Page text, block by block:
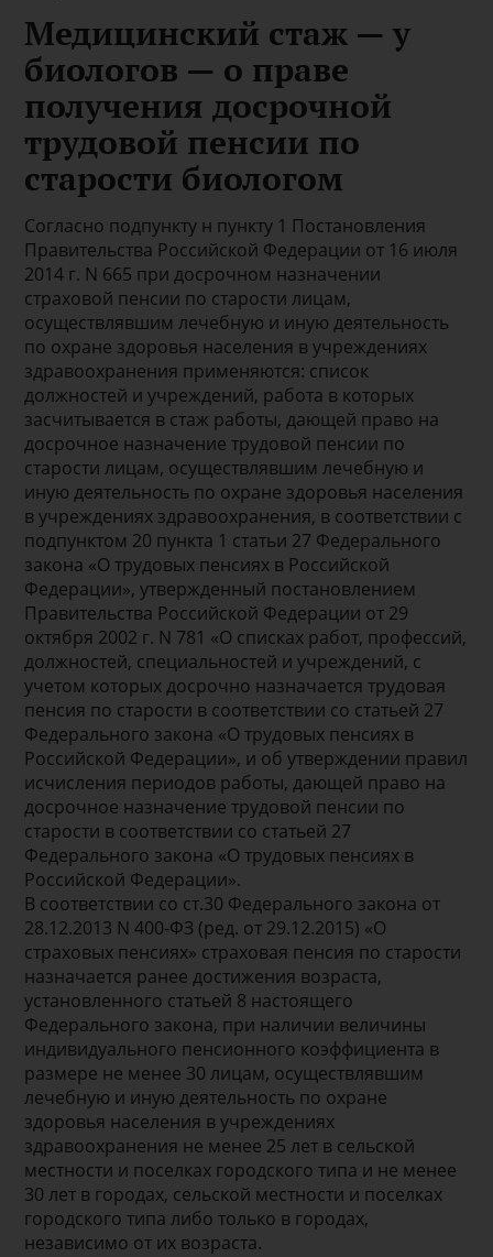
Медицинский стаж — у
биологов — о праве
получения досрочной
трудовой пенсии по
старости биологом
Согласно подпункту н пункту 1 Постановления
Правительства Российской Федерации от 16 июля
2014 г. N 665 при досрочном назначении
страховой пенсии по старости лицам,
осуществлявшим лечебную и иную деятельность
по охране здоровья населения в учреждениях
здравоохранения применяются: список
должностей и учреждений, работа в которых
засчитывается в стаж работы, дающей право на
досрочное назначение трудовой пенсии по
старости лицам, осуществлявшим лечебную и
иную деятельность по охране здоровья населения
в учреждениях здравоохранения, в соответствии с
подпунктом 20 пункта 1 статьи 27 Федерального
закона «О трудовых пенсиях в Российской
Федерации», утвержденный постановлением
Правительства Российской Федерации от 29
октября 2002 г. N 781 «О списках работ, профессий,
должностей, специальностей и учреждений, с
учетом которых досрочно назначается трудовая
пенсия по старости в соответствии со статьей 27
Федерального закона «О трудовых пенсиях в
Российской Федерации», и об утверждении правил
исчисления периодов работы, дающей право на
досрочное назначение трудовой пенсии по
старости в соответствии со статьей 27
Федерального закона «О трудовых пенсиях в
Российской Федерации».
В соответствии со ст.30 Федерального закона от
28.12.2013 N 400-ФЗ (ред. от 29.12.2015) «О
страховых пенсиях» страховая пенсия по старости
назначается ранее достижения возраста,
установленного статьей 8 настоящего
Федерального закона, при наличии величины
индивидуального пенсионного коэффициента в
размере не менее 30 лицам, осуществлявшим
лечебную и иную деятельность по охране
здоровья населения в учреждениях
здравоохранения не менее 25 лет в сельской
местности и поселках городского типа и не менее
30 лет в городах, сельской местности и поселках
городского типа либо только в городах,
независимо от их возраста.